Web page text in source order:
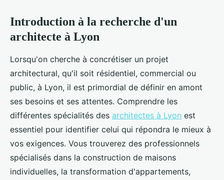
Introduction à la recherche d'un
architecte à Lyon
Lorsqu'on cherche à concrétiser un projet
architectural, qu'il soit résidentiel, commercial ou
public, à Lyon, il est primordial de définir en amont
ses besoins et ses attentes. Comprendre les
différentes spécialités des architectes à Lyon est
essentiel pour identifier celui qui répondra le mieux à
vos exigences. Vous trouverez des professionnels
spécialisés dans la construction de maisons
individuelles, la transformation d'appartements,